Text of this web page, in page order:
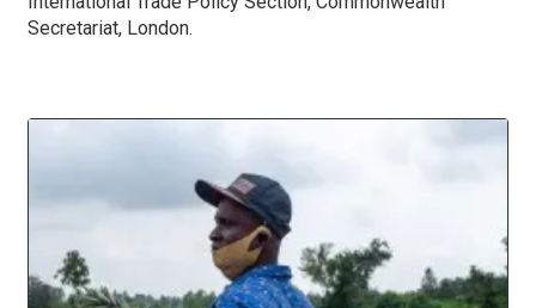
Secretariat, London.